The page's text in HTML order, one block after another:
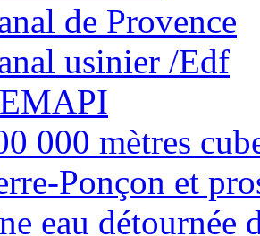
de Provence
usinier /Edf
000 mètres
Ponçon et
eau détournée